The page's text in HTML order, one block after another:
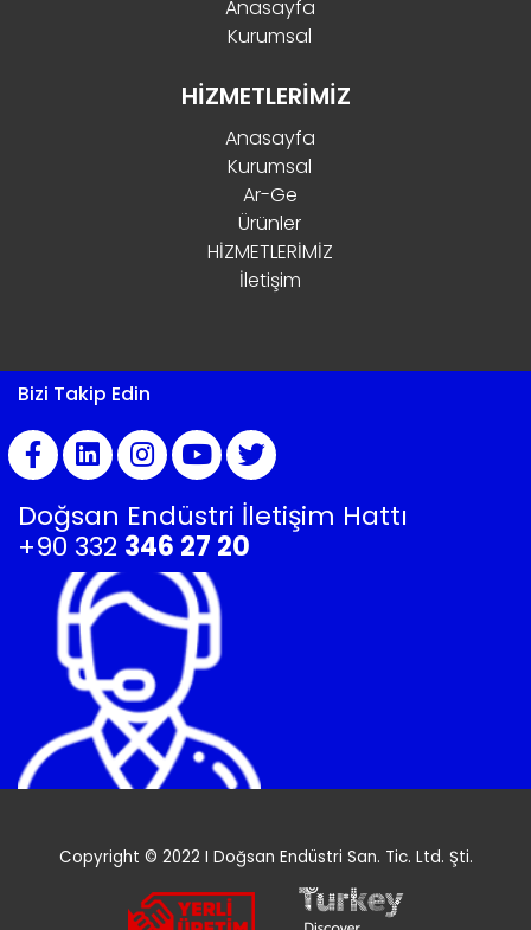
Anasayfa
Kurumsal
HİZMETLERİMİZ
Anasayfa
Kurumsal
Ar-Ge
Ürünler
HİZMETLERİMİZ
İletişim
Bizi Takip Edin
Doğsan Endüstri İletişim Hattı
+90 332 346 27 20
Copyright © 2022 I Doğsan Endüstri San. Tic. Ltd. Şti.